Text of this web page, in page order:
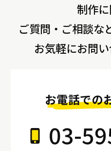
制作
ご質問・ご相談な
お気軽にお問
お電話での
03-